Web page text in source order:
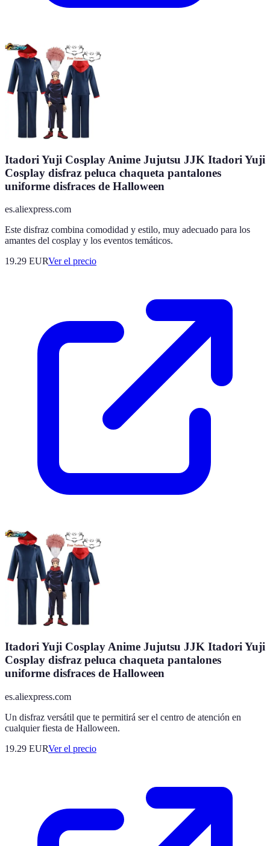
Itadori Yuji Cosplay Anime Jujutsu JJK Itadori Yuji
Cosplay disfraz peluca chaqueta pantalones
uniforme disfraces de Halloween
es.aliexpress.com
Este disfraz combina comodidad y estilo, muy adecuado para los
amantes del cosplay y los eventos temáticos.
19.29 EURVer el precio
Itadori Yuji Cosplay Anime Jujutsu JJK Itadori Yuji
Cosplay disfraz peluca chaqueta pantalones
uniforme disfraces de Halloween
es.aliexpress.com
Un disfraz versátil que te permitirá ser el centro de atención en
cualquier fiesta de Halloween.
19.29 EURVer el precio